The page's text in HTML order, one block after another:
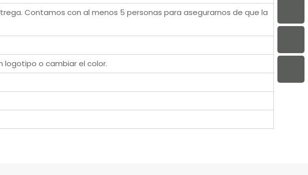
Contamos con al menos 5 personas para asegurarnos de que la
logotipo o cambiar el color.